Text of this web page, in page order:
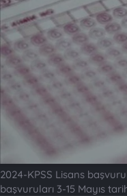
2024-KPSS Lisans
başvuruları 3-15 Mayıs